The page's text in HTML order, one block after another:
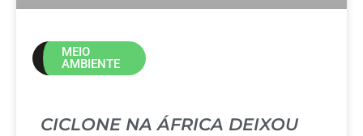
MEIO
AMBIENTE
CICLONE NA ÁFRICA DEIXOU